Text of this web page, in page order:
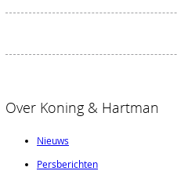
Over Koning & Hartman
Nieuws
Persberichten